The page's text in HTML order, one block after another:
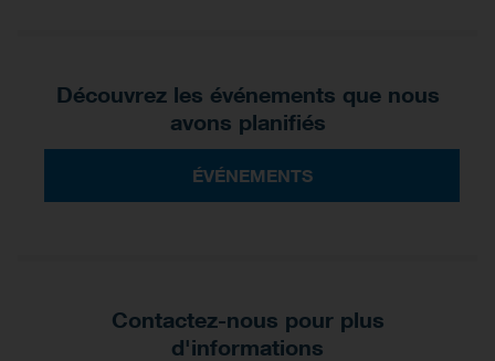
Découvrez les événements que nous
avons planifiés
ÉVÉNEMENTS
Contactez-nous pour plus
d'informations